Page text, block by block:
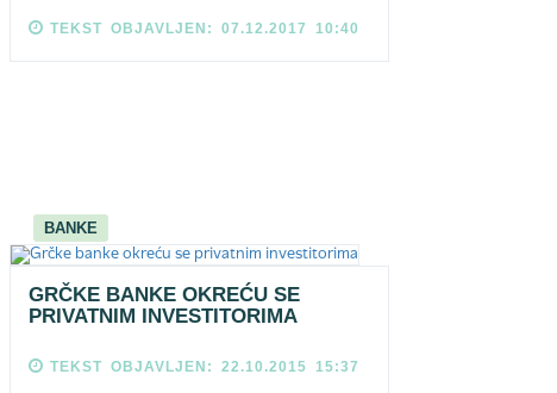
TEKST OBJAVLJEN: 07.12.2017 10:40
BANKE
GRČKE BANKE OKREĆU SE
PRIVATNIM INVESTITORIMA
TEKST OBJAVLJEN: 22.10.2015 15:37